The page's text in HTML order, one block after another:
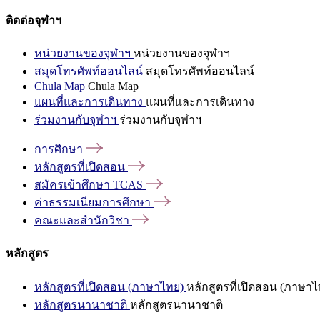
ติดต่อจุฬาฯ
หน่วยงานของจุฬาฯ หน่วยงานของจุฬาฯ
สมุดโทรศัพท์ออนไลน์ สมุดโทรศัพท์ออนไลน์
Chula Map Chula Map
แผนที่และการเดินทาง แผนที่และการเดินทาง
ร่วมงานกับจุฬาฯ ร่วมงานกับจุฬาฯ
การศึกษา
หลักสูตรที่เปิดสอน
สมัครเข้าศึกษา TCAS
ค่าธรรมเนียมการศึกษา
คณะและสำนักวิชา
หลักสูตร
หลักสูตรที่เปิดสอน (ภาษาไทย) หลักสูตรที่เปิดสอน (ภาษาไ
หลักสูตรนานาชาติ หลักสูตรนานาชาติ